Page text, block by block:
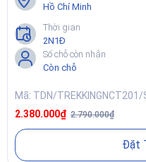
Hồ Chí Minh
Thời gian
2N1Đ
Số chỗ còn nhận
Còn chỗ
Mã: TDN/TREKKINGNCT201/
2.380.000₫ 2.790.000₫
Đặt